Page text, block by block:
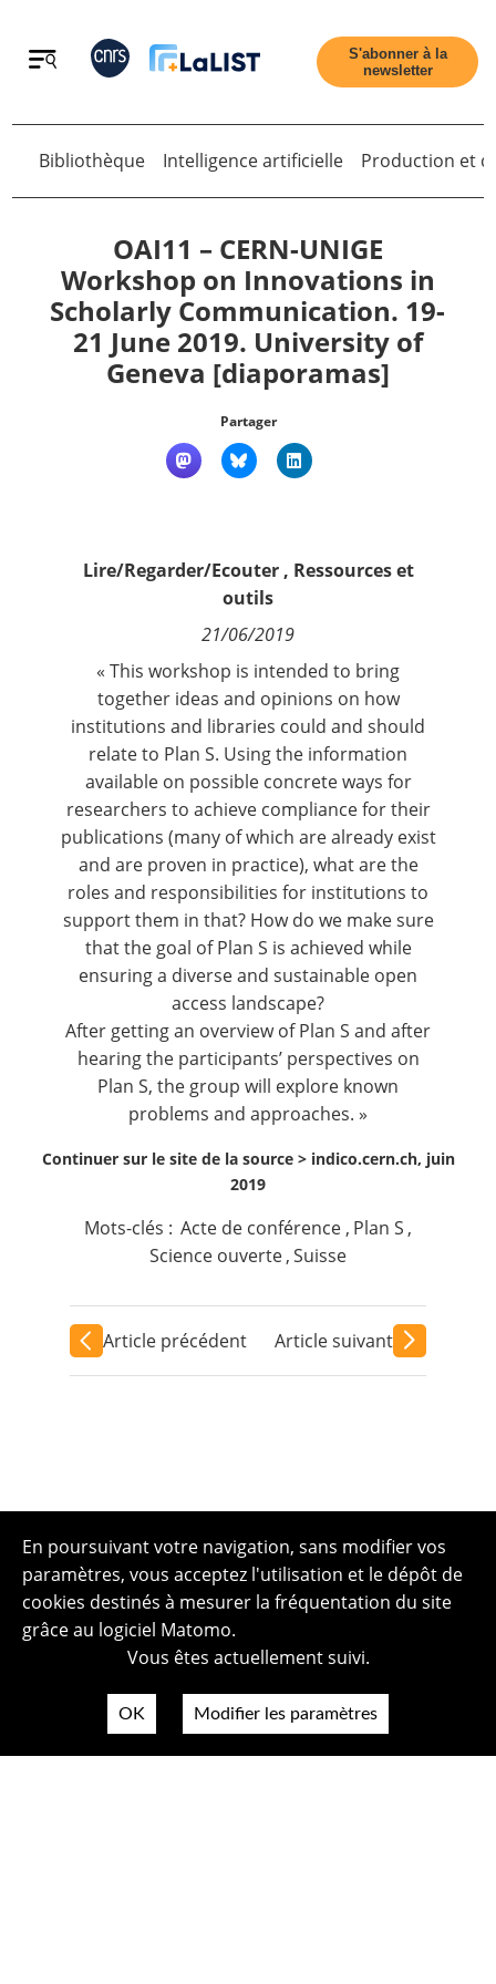
Retour
Accueil
Tous les articles
Qui sommes nous ?
Nous suivre
S'abonner à la
newsletter
Retour
Bibliothèque Intelligence artificielle Production et
OAI11 – CERN-UNIGE
Workshop on Innovations in
Scholarly Communication. 19-
21 June 2019. University of
Geneva [diaporamas]
Partager
Lire/Regarder/Ecouter, Ressources et
outils
21/06/2019
« This workshop is intended to bring
together ideas and opinions on how
institutions and libraries could and should
relate to Plan S. Using the information
available on possible concrete ways for
researchers to achieve compliance for their
publications (many of which are already exist
and are proven in practice), what are the
roles and responsibilities for institutions to
support them in that? How do we make sure
that the goal of Plan S is achieved while
ensuring a diverse and sustainable open
access landscape?
After getting an overview of Plan S and after
hearing the participants’ perspectives on
Plan S, the group will explore known
problems and approaches. »
Continuer sur le site de la source > indico.cern.ch, juin
2019
Mots-clés : Acte de conférence , Plan S ,
Science ouverte,Suisse
Article précédent Article suivant
En poursuivant votre navigation, sans modifier vos
paramètres, vous acceptez l'utilisation et le dépôt de
cookies destinés à mesurer la fréquentation du site
grâce au logiciel Matomo.
Vous êtes actuellement suivi.
OK Modifier les paramètres